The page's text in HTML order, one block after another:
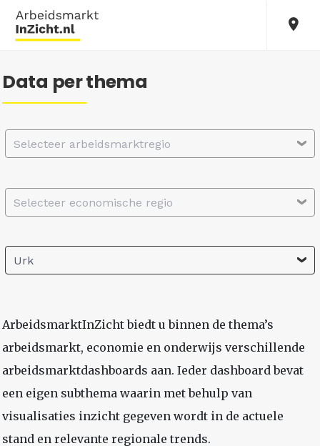
Data per thema
Selecteer arbeidsmarktregio
Selecteer economische regio
Urk
ArbeidsmarktInZicht biedt u binnen de thema’s
arbeidsmarkt, economie en onderwijs verschillende
arbeidsmarktdashboards aan. Ieder dashboard bevat
een eigen subthema waarin met behulp van
visualisaties inzicht gegeven wordt in de actuele
stand en relevante regionale trends.